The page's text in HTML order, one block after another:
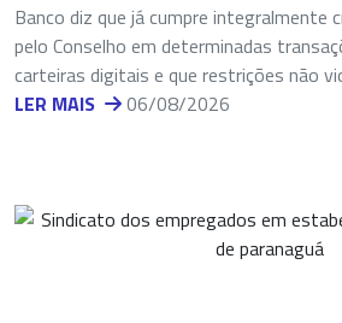
Banco diz que já cumpre integralmente
pelo Conselho em determinadas
carteiras digitais e que restrições não
LER MAIS
06/08/2026